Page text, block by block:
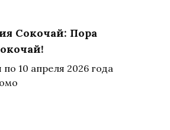
Сокочай: Пора
10 апреля 2026 года